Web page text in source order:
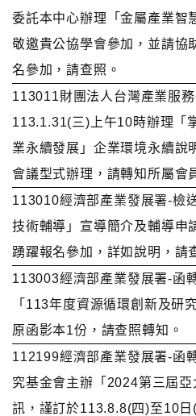
委託本中心辦理「金屬產業智
敬邀貴公協學會參加，並請協
名參加，請查照。
113011財團法人台灣產業服
113.1.31(三)上午10時辦理「
業永續發展」企業環境永續說
會議型式辦理，請轉知所屬會
113010經濟部產業發展署-檢
技術輔導」宣導簡介及輔導申
踴躍報名參加，詳如說明，請
113003經濟部產業發展署-函
「113年度資源循環創新及研
原函影本1份，請查照轉知。
112199經濟部產業發展署-函
究基金會主辦「2024第三屆
訊，謹訂於113.8.8(四)至10